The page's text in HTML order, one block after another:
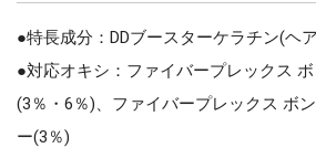
●特長成分：DDブースターケラチン(ヘ
●対応オキシ：ファイバープレックス
(3％・6％)、ファイバープレックス ボ
ー(3％)